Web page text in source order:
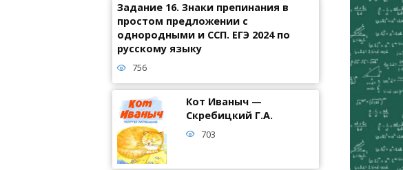
Задание 16. Знаки препинания в
простом предложении с
однородными и ССП. ЕГЭ 2024 по
русскому языку
756
Кот Иваныч —
Скребицкий Г.А.
703